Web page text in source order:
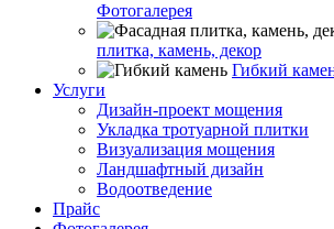
Фотогалерея
плитка, камень, декор
Гибкий
Услуги
Дизайн-проект мощения
Укладка тротуарной плитки
Визуализация мощения
Ландшафтный дизайн
Водоотведение
Прайс